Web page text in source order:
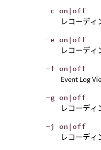
-c on|off
レコーディ
-e on|off
レコーディ
-f on|off
Event Log
-g on|off
レコーディ
-j on|off
レコーディ